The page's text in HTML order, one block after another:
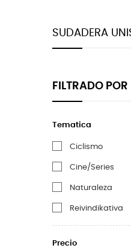
SUDADERA
FILTRADO POR
Tematica
Ciclismo
Cine/Series
Naturaleza
Reivindikativa
Precio